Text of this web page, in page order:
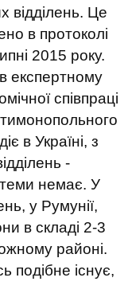
відділень. Це
в протоколі
2015 року.
експертному
співпраці
в Україні, з
-
немає. У
у Румунії,
в складі 2-3
районі.
подібне існує,